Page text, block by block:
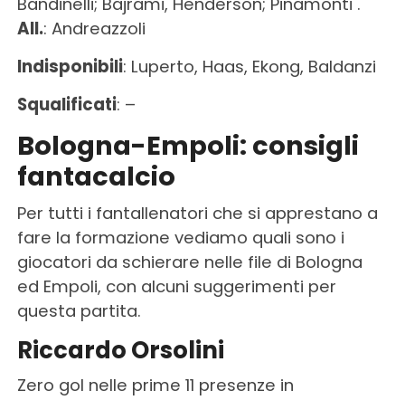
All.: Andreazzoli
Indisponibili: Luperto, Haas, Ekong, Baldanzi
Squalificati: –
Bologna-Empoli: consigli
fantacalcio
Per tutti i fantallenatori che si apprestano a
fare la formazione vediamo quali sono i
giocatori da schierare nelle file di Bologna
ed Empoli, con alcuni suggerimenti per
questa partita.
Riccardo Orsolini
Zero gol nelle prime 11 presenze in